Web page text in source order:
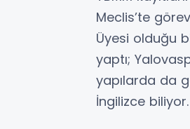
Meclis’te
Üyesi olduğu
yaptı;
yapılarda da
İngilizce biliyor.